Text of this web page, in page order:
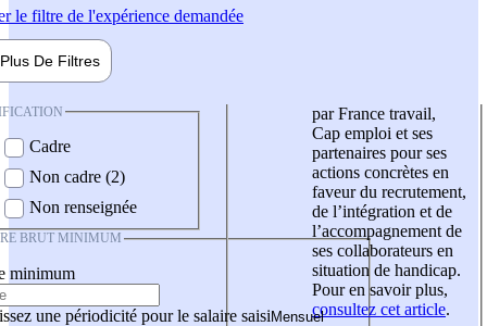
le filtre de l'expérience demandée
Plus De Filtres
Cadre
Non cadre (2)
Non renseignée
BRUT MINIMUM
minimum
une périodicité pour le salaire saisi
par France travail,
Cap emploi et ses
partenaires pour ses
actions concrètes en
faveur du recrutement,
de l’intégration et de
l’accompagnement de
ses collaborateurs en
situation de handicap.
Pour en savoir plus,
consultez cet article.